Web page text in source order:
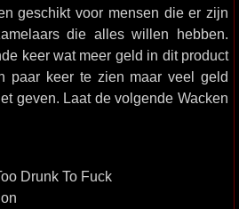
geschikt voor mensen die er zijn
die alles willen hebben.
keer wat meer geld in dit product
paar keer te zien maar veel geld
geven. Laat de volgende Wacken
Drunk To Fuck